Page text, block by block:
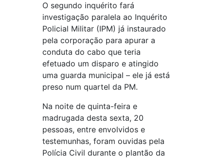
O segundo inquérito fará
investigação paralela ao Inquérito
Policial Militar (IPM) já instaurado
pela corporação para apurar a
conduta do cabo que teria
efetuado um disparo e atingido
uma guarda municipal – ele já está
preso num quartel da PM.
Na noite de quinta-feira e
madrugada desta sexta, 20
pessoas, entre envolvidos e
testemunhas, foram ouvidas pela
Polícia Civil durante o plantão da